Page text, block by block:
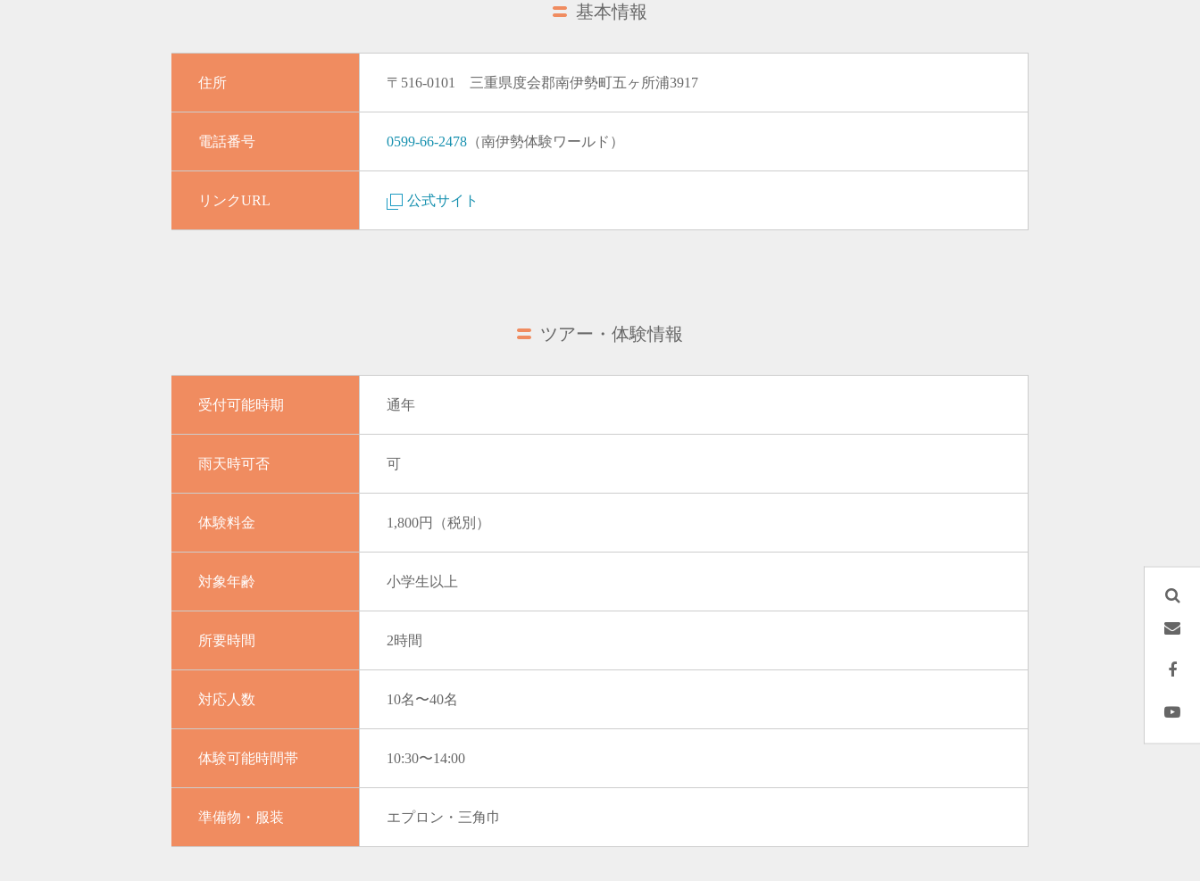
基本情報
住所 〒516-0101 三重県度会郡南伊勢町五ヶ所浦3917
電話番号 0599-66-2478 （南伊勢体験ワールド）
リンクURL 公式サイト
ツアー・体験情報
受付可能時期 通年
雨天時可否 可
体験料金 1,800円（税別）
対象年齢 小学生以上
所要時間 2時間
対応人数 10名〜40名
体験可能時間帯 10:30〜14:00
準備物・服装 エプロン・三角巾